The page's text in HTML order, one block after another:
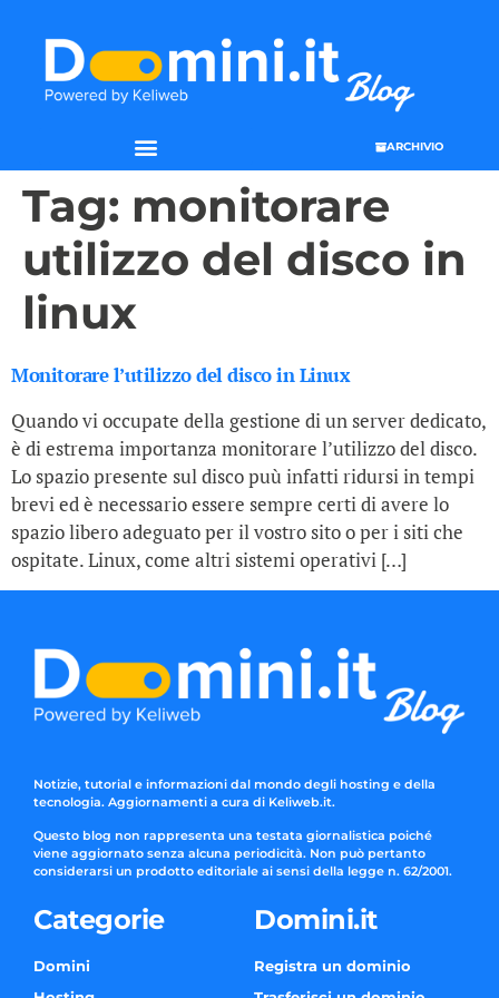
ARCHIVIO
Tag: monitorare
utilizzo del disco in
linux
Monitorare l’utilizzo del disco in Linux
Quando vi occupate della gestione di un server dedicato,
è di estrema importanza monitorare l’utilizzo del disco.
Lo spazio presente sul disco puù infatti ridursi in tempi
brevi ed è necessario essere sempre certi di avere lo
spazio libero adeguato per il vostro sito o per i siti che
ospitate. Linux, come altri sistemi operativi […]
Notizie, tutorial e informazioni dal mondo degli hosting e della
tecnologia. Aggiornamenti a cura di Keliweb.it.
Questo blog non rappresenta una testata giornalistica poiché
viene aggiornato senza alcuna periodicità. Non può pertanto
considerarsi un prodotto editoriale ai sensi della legge n. 62/2001.
Categorie
Domini
Domini.it
Registra un dominio